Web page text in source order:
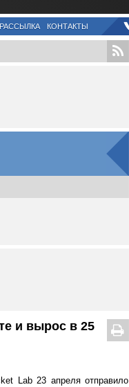
РАССЫЛКА КОНТАКТЫ
и вырос в 25
Lab 23 апреля отправило